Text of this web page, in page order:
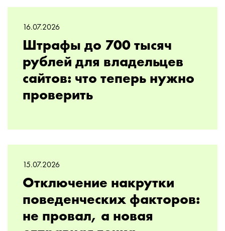
16.07.2026
Штрафы до 700 тысяч
рублей для владельцев
сайтов: что теперь нужно
проверить
15.07.2026
Отключение накрутки
поведенческих факторов:
не провал, а новая